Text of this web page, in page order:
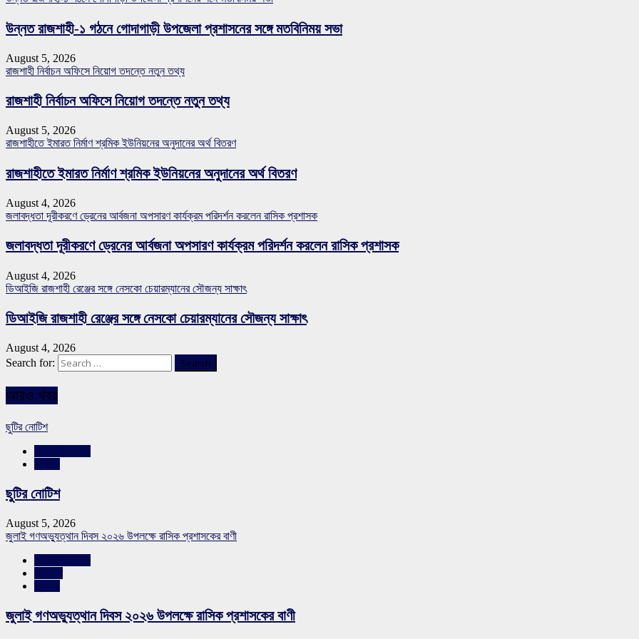
উন্নত রাজশাহী-১ গঠনে গোদাগাড়ী উপজেলা প্রশাসনের সঙ্গে মতবিনিময় সভা
August 5, 2026
রাজশাহী নির্বাচন অফিসে নিয়োগ তদন্তে নতুন তথ্য
রাজশাহী নির্বাচন অফিসে নিয়োগ তদন্তে নতুন তথ্য
August 5, 2026
রাজশাহীতে ইমারত নির্মাণ শ্রমিক ইউনিয়নের অনুদানের অর্থ বিতরণ
রাজশাহীতে ইমারত নির্মাণ শ্রমিক ইউনিয়নের অনুদানের অর্থ বিতরণ
August 4, 2026
জলাবদ্ধতা দূরীকরণে ড্রেনের আর্বজনা অপসারণ কার্যক্রম পরিদর্শন করলেন রাসিক প্রশাসক
জলাবদ্ধতা দূরীকরণে ড্রেনের আর্বজনা অপসারণ কার্যক্রম পরিদর্শন করলেন রাসিক প্রশাসক
August 4, 2026
ডিআইজি রাজশাহী রেঞ্জের সঙ্গে নেসকো চেয়ারম্যানের সৌজন্য সাক্ষাৎ
ডিআইজি রাজশাহী রেঞ্জের সঙ্গে নেসকো চেয়ারম্যানের সৌজন্য সাক্ষাৎ
August 4, 2026
Search for:
আরও খবর
ছুটির নোটিশ
ছুটির নোটিশ
August 5, 2026
জুলাই গণঅভ্যুত্থান দিবস ২০২৬ উপলক্ষে রাসিক প্রশাসকের বাণী
জুলাই গণঅভ্যুত্থান দিবস ২০২৬ উপলক্ষে রাসিক প্রশাসকের বাণী